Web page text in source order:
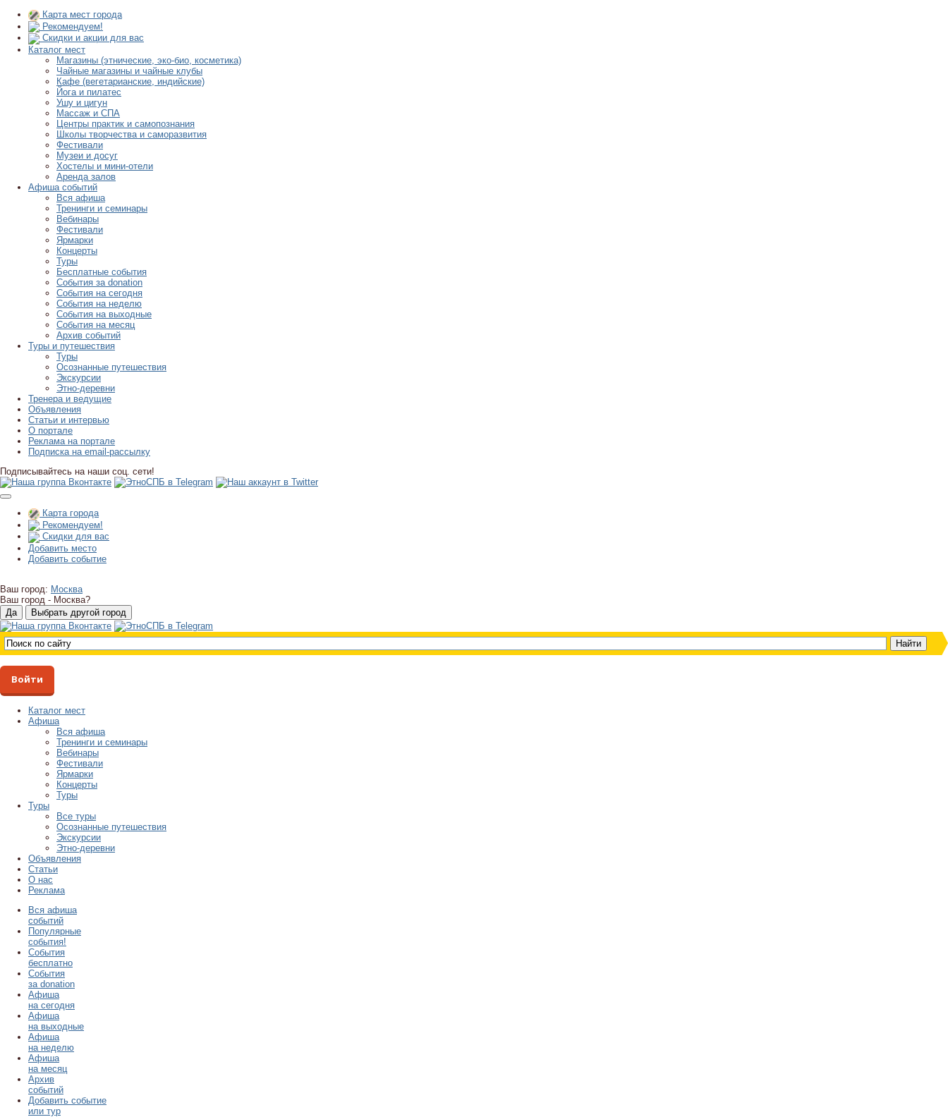
Карта мест города
Рекомендуем!
Скидки и акции для вас
Каталог мест
Магазины (этнические, эко-био, косметика)
Чайные магазины и чайные клубы
Кафе (вегетарианские, индийские)
Йога и пилатес
Ушу и цигун
Массаж и СПА
Центры практик и самопознания
Школы творчества и саморазвития
Фестивали
Музеи и досуг
Хостелы и мини-отели
Аренда залов
Афиша событий
Вся афиша
Тренинги и семинары
Вебинары
Фестивали
Ярмарки
Концерты
Туры
Бесплатные события
События за donation
События на сегодня
События на неделю
События на выходные
События на месяц
Архив событий
Туры и путешествия
Туры
Осознанные путешествия
Экскурсии
Этно-деревни
Тренера и ведущие
Объявления
Статьи и интервью
О портале
Реклама на портале
Подписка на email-рассылку
Подписывайтесь на наши соц. сети!
Карта города
Рекомендуем!
Скидки для вас
Добавить место
Добавить событие
Ваш город: Москва
Ваш город - Москва?
Войти
Каталог мест
Афиша
Вся афиша
Тренинги и семинары
Вебинары
Фестивали
Ярмарки
Концерты
Туры
Туры
Все туры
Осознанные путешествия
Экскурсии
Этно-деревни
Объявления
Статьи
О нас
Реклама
Вся афиша
событий
Популярные
события!
События
бесплатно
События
за donation
Афиша
на сегодня
Афиша
на выходные
Афиша
на неделю
Афиша
на месяц
Архив
событий
Добавить событие
или тур